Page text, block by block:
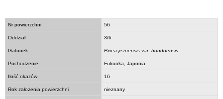
Nr powierzchni 56
Oddział 3/6
Gatunek Picea jezoensis var. hondoensis
Pochodzenie Fukuoka, Japonia
Ilość okazów 16
Rok założenia powierzchni nieznany